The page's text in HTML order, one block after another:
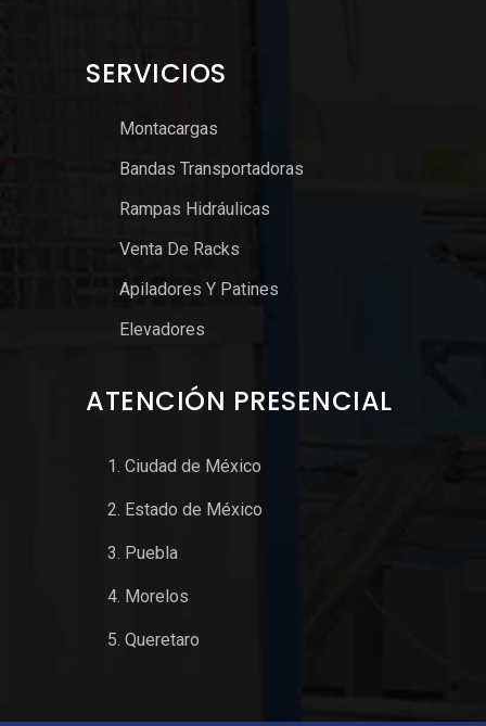
SERVICIOS
Montacargas
Bandas Transportadoras
Rampas Hidráulicas
Venta De Racks
Apiladores Y Patines
Elevadores
ATENCIÓN PRESENCIAL
Ciudad de México
Estado de México
Puebla
Morelos
Queretaro